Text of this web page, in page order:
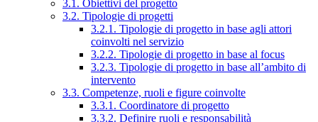
3.1. Obiettivi del progetto
3.2. Tipologie di progetti
3.2.1. Tipologie di progetto in base agli attori
coinvolti nel servizio
3.2.2. Tipologie di progetto in base al focus
3.2.3. Tipologie di progetto in base all’ambito di
intervento
3.3. Competenze, ruoli e figure coinvolte
3.3.1. Coordinatore di progetto
3.3.2. Definire ruoli e responsabilità